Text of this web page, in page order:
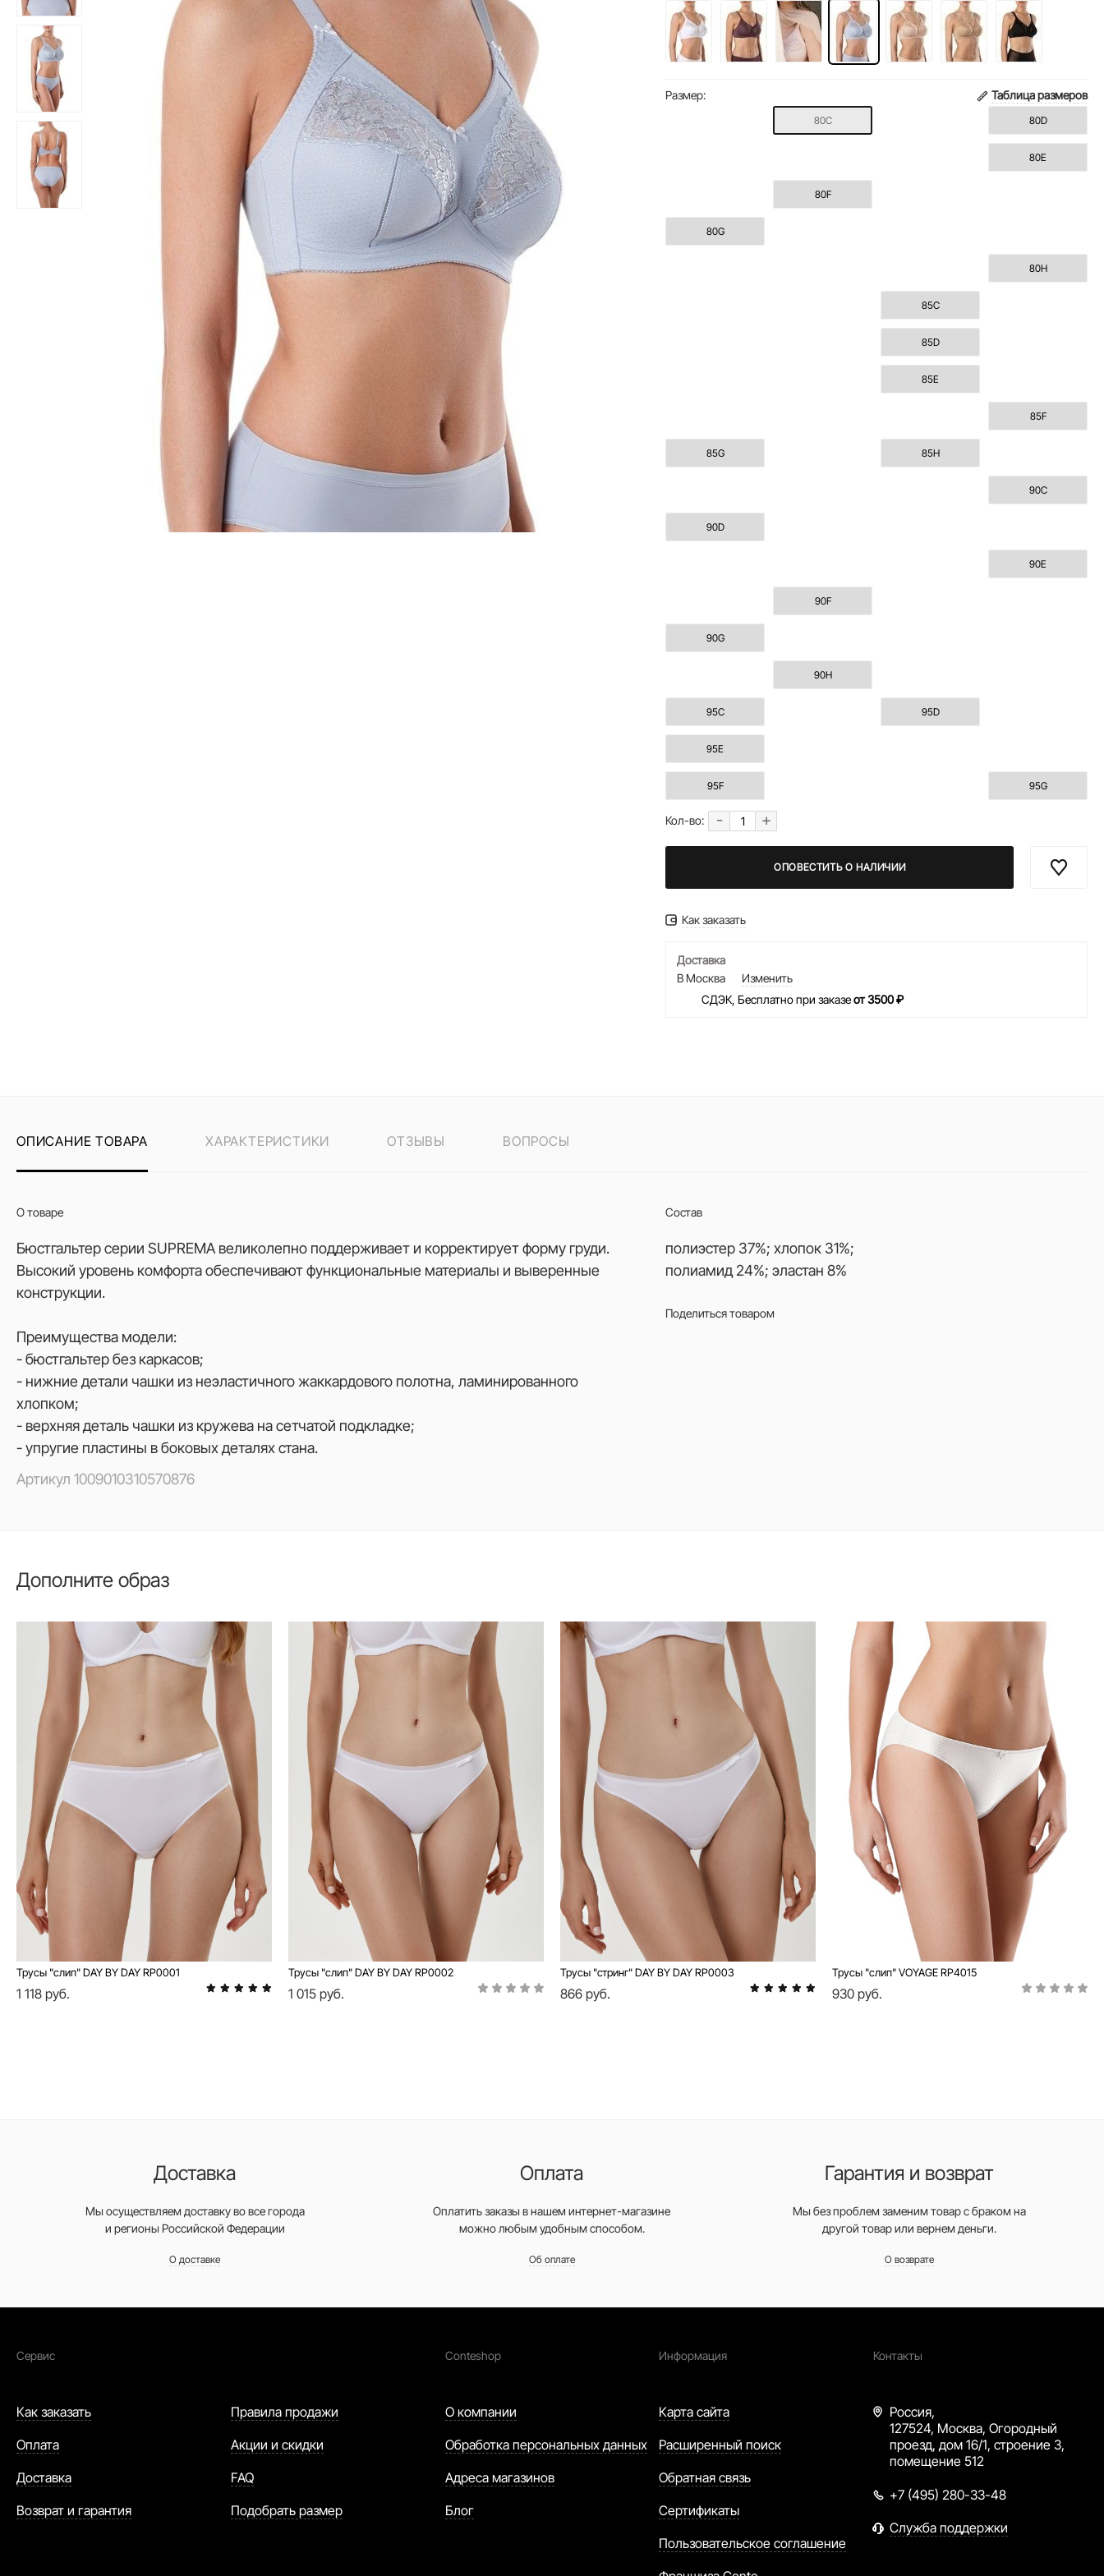
Размер: Таблица размеров
80C 80D
80E
80F
80G
80H
85C
85D
85E
85F
85G 85H
90C
90D
90E
90F
90G
90H
95C 95D
95E
95F 95G
Кол-во: - +
ОПОВЕСТИТЬ О НАЛИЧИИ
Как заказать
Доставка
В Москва
Изменить
СДЭК, Бесплатно при заказеот 3500 ₽
ОПИСАНИЕ ТОВАРА ХАРАКТЕРИСТИКИ ОТЗЫВЫ ВОПРОСЫ
О товаре
Бюстгальтер серии SUPREMA великолепно поддерживает и корректирует форму груди.
Высокий уровень комфорта обеспечивают функциональные материалы и выверенные
конструкции.
Преимущества модели:
- бюстгальтер без каркасов;
- нижние детали чашки из неэластичного жаккардового полотна, ламинированного
хлопком;
- верхняя деталь чашки из кружева на сетчатой подкладке;
- упругие пластины в боковых деталях стана.
Артикул 1009010310570876
Состав
полиэстер 37%; хлопок 31%;
полиамид 24%; эластан 8%
Поделиться товаром
Дополните образ
Трусы "слип" DAY BY DAY RP0001
1 118 руб.
Трусы "слип" DAY BY DAY RP0002
1 015 руб.
Трусы "стринг" DAY BY DAY RP0003
866 руб.
Трусы "слип" VOYAGE RP4015
930 руб.
Доставка
Мы осуществляем доставку во все города
и регионы Российской Федерации
О доставке
Оплата
Оплатить заказы в нашем интернет-магазине
можно любым удобным способом.
Об оплате
Гарантия и возврат
Мы без проблем заменим товар с браком на
другой товар или вернем деньги.
О возврате
Сервис
Как заказать
Оплата
Доставка
Возврат и гарантия
Правила продажи
Акции и скидки
FAQ
Подобрать размер
Conteshop
О компании
Обработка персональных данных
Адреса магазинов
Блог
Информация
Карта сайта
Расширенный поиск
Обратная связь
Сертификаты
Пользовательское соглашение
Контакты
Россия,
127524, Москва, Огородный
проезд, дом 16/1, строение 3,
помещение 512
+7 (495) 280-33-48
Служба поддержки